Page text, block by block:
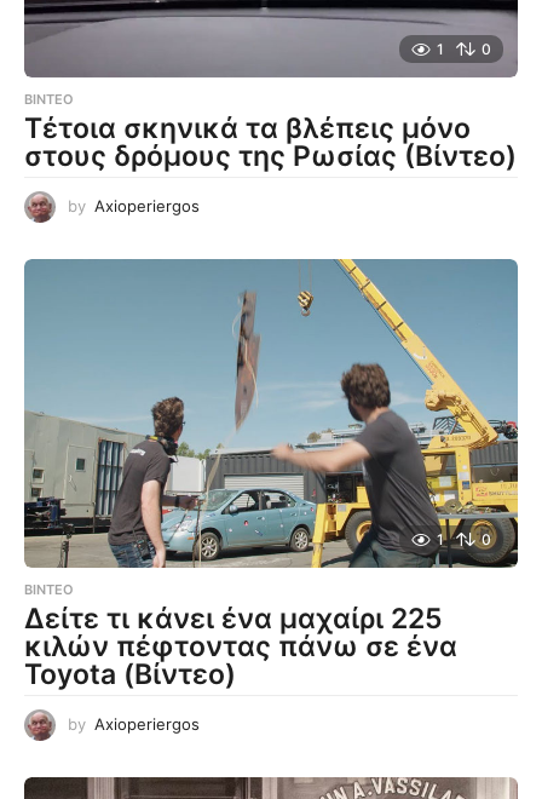
1 0
ΒΊΝΤΕΟ
Τέτοια σκηνικά τα βλέπεις μόνο
στους δρόμους της Ρωσίας (Βίντεο)
by Axioperiergos
1 0
ΒΊΝΤΕΟ
Δείτε τι κάνει ένα μαχαίρι 225
κιλών πέφτοντας πάνω σε ένα
Toyota (Βίντεο)
by Axioperiergos